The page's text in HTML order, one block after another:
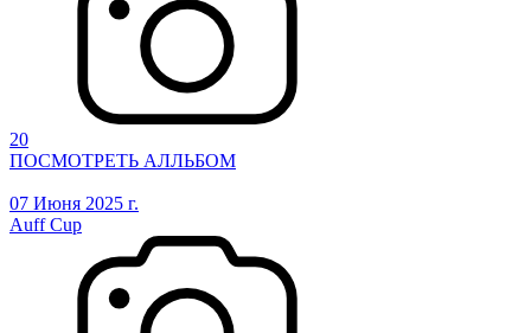
20
ПОСМОТРЕТЬ АЛЛЬБОМ
07 Июня 2025 г.
Auff Cup